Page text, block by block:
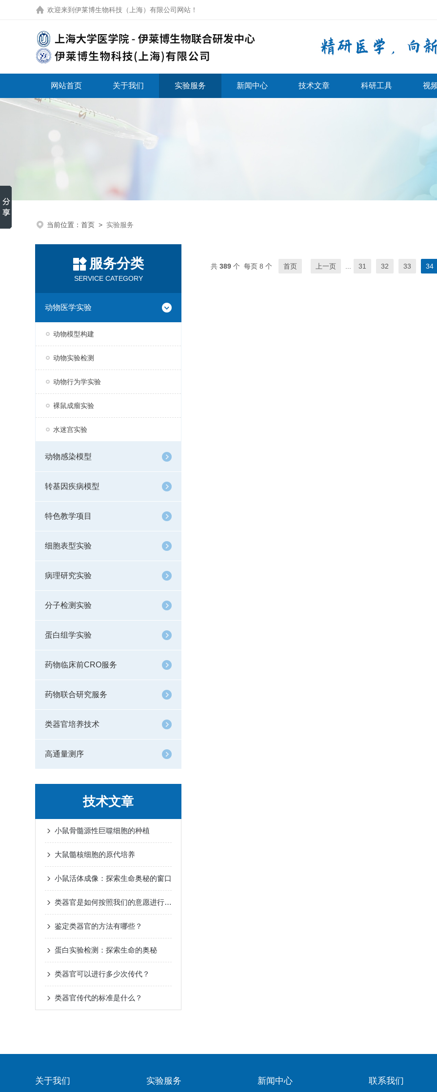
欢迎来到 伊莱博生物科技（上海）有限公司网站 ！
网站首页 关于我们 实验服务 新闻中心 技术文章 科研工具 视
当前位置： 首页 > 实验服务
服务分类
SERVICE CATEGORY
动物医学实验
动物模型构建
动物实验检测
动物行为学实验
裸鼠成瘤实验
水迷宫实验
动物感染模型
转基因疾病模型
特色教学项目
细胞表型实验
病理研究实验
分子检测实验
蛋白组学实验
药物临床前CRO服务
药物联合研究服务
类器官培养技术
高通量测序
技术文章
小鼠骨髓源性巨噬细胞的种植
大鼠髓核细胞的原代培养
小鼠活体成像：探索生命奥秘的窗口
类器官是如何按照我们的意愿进行定向分化的？
鉴定类器官的方法有哪些？
蛋白实验检测：探索生命的奥秘
类器官可以进行多少次传代？
类器官传代的标准是什么？
共 389 个 每页 8 个 首页 上一页 31 32 33 34
关于我们 实验服务 新闻中心 联系我们